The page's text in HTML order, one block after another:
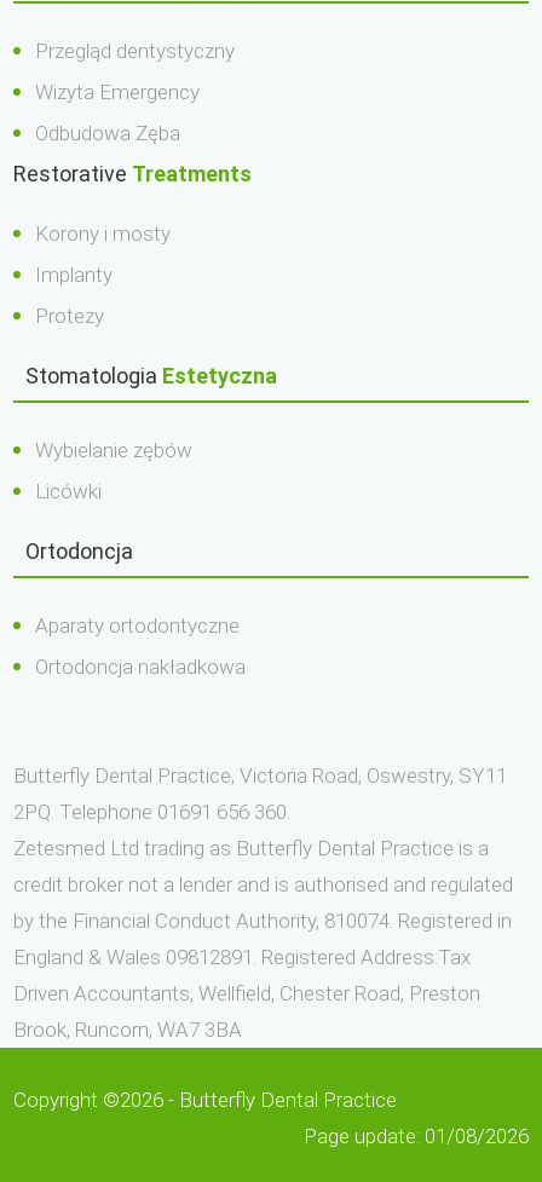
Przegląd dentystyczny
Wizyta Emergency
Odbudowa Zęba
Restorative Treatments
Korony i mosty
Implanty
Protezy
Stomatologia Estetyczna
Wybielanie zębów
Licówki
Ortodoncja
Aparaty ortodontyczne
Ortodoncja nakładkowa
Butterfly Dental Practice, Victoria Road, Oswestry, SY11
2PQ. Telephone 01691 656 360.
Zetesmed Ltd trading as Butterfly Dental Practice is a
credit broker not a lender and is authorised and regulated
by the Financial Conduct Authority, 810074. Registered in
England & Wales 09812891. Registered Address:Tax
Driven Accountants, Wellfield, Chester Road, Preston
Brook, Runcorn, WA7 3BA
Copyright ©2026 - Butterfly Dental Practice
Page update: 01/08/2026